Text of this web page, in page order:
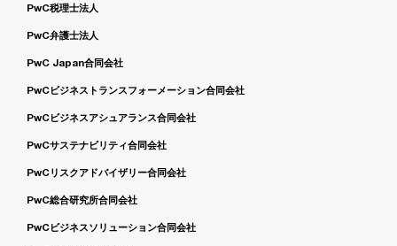
PwC税理士法人
PwC弁護士法人
PwC Japan合同会社
PwCビジネストランスフォーメーション合同会社
PwCビジネスアシュアランス合同会社
PwCサステナビリティ合同会社
PwCリスクアドバイザリー合同会社
PwC総合研究所合同会社
PwCビジネスソリューション合同会社